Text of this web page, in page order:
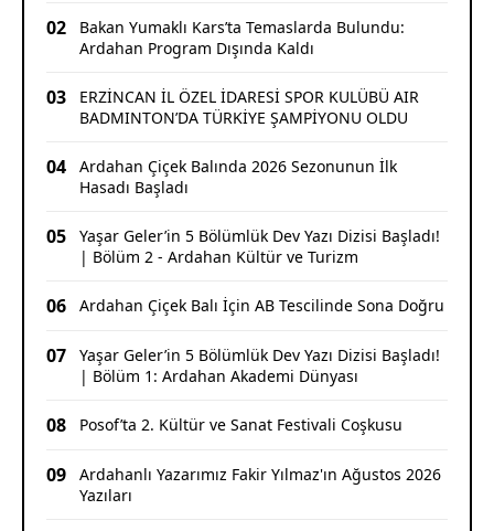
02
Bakan Yumaklı Kars’ta Temaslarda Bulundu:
Ardahan Program Dışında Kaldı
03
ERZİNCAN İL ÖZEL İDARESİ SPOR KULÜBÜ AIR
BADMINTON’DA TÜRKİYE ŞAMPİYONU OLDU
04
Ardahan Çiçek Balında 2026 Sezonunun İlk
Hasadı Başladı
05
Yaşar Geler’in 5 Bölümlük Dev Yazı Dizisi Başladı!
| Bölüm 2 - Ardahan Kültür ve Turizm
06 Ardahan Çiçek Balı İçin AB Tescilinde Sona Doğru
07
Yaşar Geler’in 5 Bölümlük Dev Yazı Dizisi Başladı!
| Bölüm 1: Ardahan Akademi Dünyası
08 Posof’ta 2. Kültür ve Sanat Festivali Coşkusu
09
Ardahanlı Yazarımız Fakir Yılmaz'ın Ağustos 2026
Yazıları